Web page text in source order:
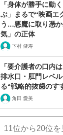
「身体が勝手に動
ぶ」まるで“映画エ
う…悪魔に取り憑
気」の正体
下村 健寿
「要介護者の口内
排水口・肛門レベ
る“戦略的抜歯のす
角田 愛美
11位から20位を